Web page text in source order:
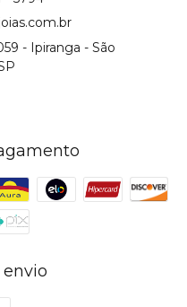
- Ipiranga - São
envio